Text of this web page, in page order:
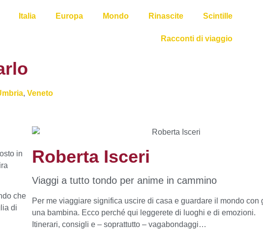
Italia Europa Mondo Rinascite Scintille
Racconti di viaggio
, Veneto
in
che
di
Roberta Isceri
Viaggi a tutto tondo per anime in cammino
Per me viaggiare significa uscire di casa e guardare il mondo con
una bambina. Ecco perché qui leggerete di luoghi e di emozioni.
Itinerari, consigli e – soprattutto – vagabondaggi…